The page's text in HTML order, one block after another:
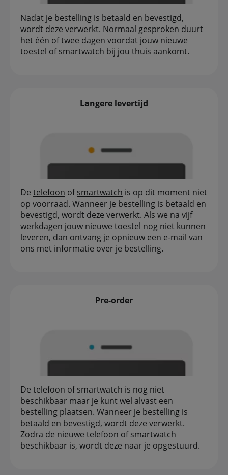
Nadat je bestelling is betaald en bevestigd,
wordt deze verwerkt. Normaal gesproken duurt
het één of twee dagen voordat jouw nieuwe
toestel of smartwatch bij jou thuis aankomt.
Langere levertijd
De telefoon ofsmartwatch is op dit moment niet
op voorraad. Wanneer je bestelling is betaald en
bevestigd, wordt deze verwerkt. Als we na vijf
werkdagen jouw nieuwe toestel nog niet kunnen
leveren, dan ontvang je opnieuw een e-mail van
ons met informatie over je bestelling.
Pre-order
De telefoon of smartwatch is nog niet
beschikbaar maar je kunt wel alvast een
bestelling plaatsen. Wanneer je bestelling is
betaald en bevestigd, wordt deze verwerkt.
Zodra de nieuwe telefoon of smartwatch
beschikbaar is, wordt deze naar je opgestuurd.